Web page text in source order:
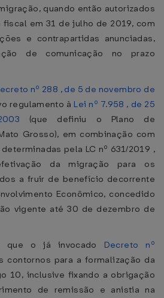
quando então autorizados
em 31 de julho de 2019, com
e contrapartidas anunciadas,
de comunicação no prazo
nº 288 , de 5 de novembro de
regulamento à Lei nº 7.958 , de 25
(que definiu o Plano de
Grosso), em combinação com
pela LC nº 631/2019 ,
da migração para os
a fruir de benefício decorrente
Econômico, concedido
vigente até 30 de dezembro de
que o já invocado Decreto nº
contornos para a formalização da
10, inclusive fixando a obrigação
de remissão e anistia na